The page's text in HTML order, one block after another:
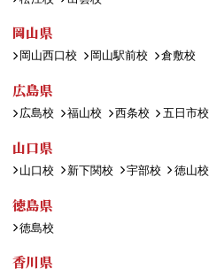
岡山県
岡山西口校 岡山駅前校 倉敷校
広島県
広島校 福山校 西条校 五日市校
山口県
山口校 新下関校 宇部校 徳山校
徳島県
徳島校
香川県